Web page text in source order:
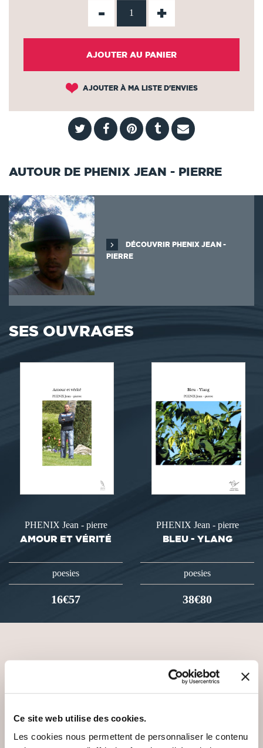
Ce site web utilise des cookies.
Les cookies nous permettent de personnaliser le contenu
- +
AJOUTER AU PANIER
AJOUTER À MA LISTE D'ENVIES
AUTOUR DE PHENIX JEAN - PIERRE
DÉCOUVRIR PHENIX JEAN -
PIERRE
SES OUVRAGES
PHENIX Jean - pierre
AMOUR ET VÉRITÉ
poesies
16€57
PHENIX Jean - pierre
BLEU - YLANG
poesies
38€80
VOUS AIMEREZ AUSSI